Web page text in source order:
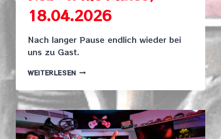
18.04.2026
Nach langer Pause endlich wieder bei
uns zu Gast.
WEITERLESEN ROB
HIS
MATES,
18.04.2026